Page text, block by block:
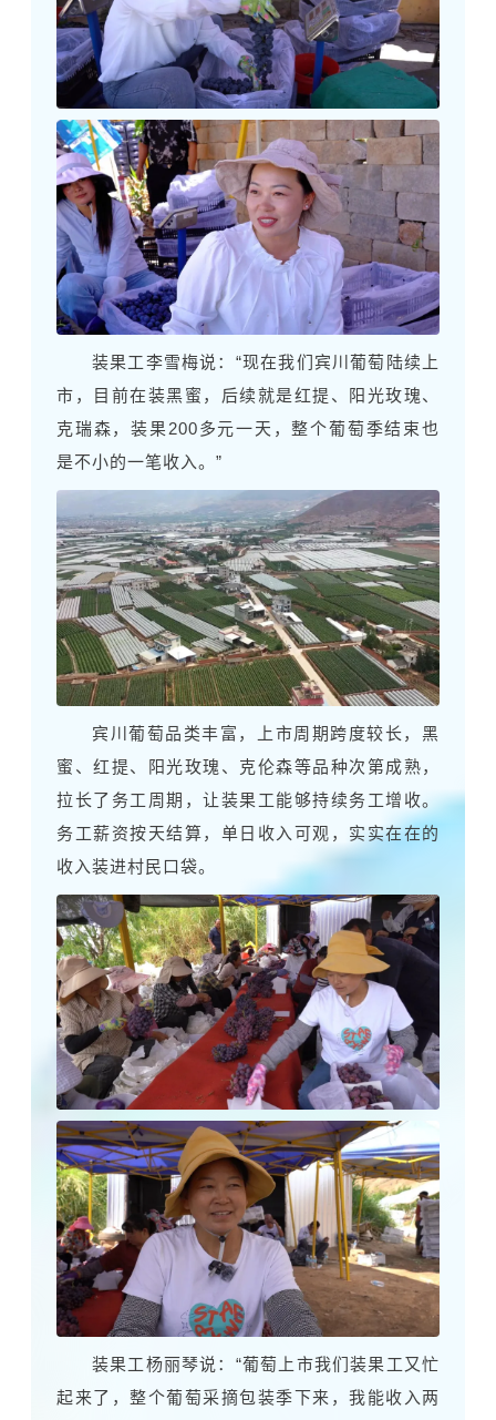
装果工李雪梅说：“现在我们宾川葡萄陆续上
市，目前在装黑蜜，后续就是红提、阳光玫瑰、
克瑞森，装果200多元一天，整个葡萄季结束也
是不小的一笔收入。”
宾川葡萄品类丰富，上市周期跨度较长，黑
蜜、红提、阳光玫瑰、克伦森等品种次第成熟，
拉长了务工周期，让装果工能够持续务工增收。
务工薪资按天结算，单日收入可观，实实在在的
收入装进村民口袋。
装果工杨丽琴说：“葡萄上市我们装果工又忙
起来了，整个葡萄采摘包装季下来，我能收入两